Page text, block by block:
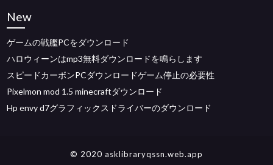
New
ゲームの戦艦PCをダウンロード
ハロウィーンはmp3無料ダウンロードを鳴らします
スピードカーボンPCダウンロードゲーム停止の必要性
Pixelmon mod 1.5 minecraftダウンロード
Hp envy d7グラフィックスドライバーのダウンロード
© 2020 asklibraryqssn.web.app